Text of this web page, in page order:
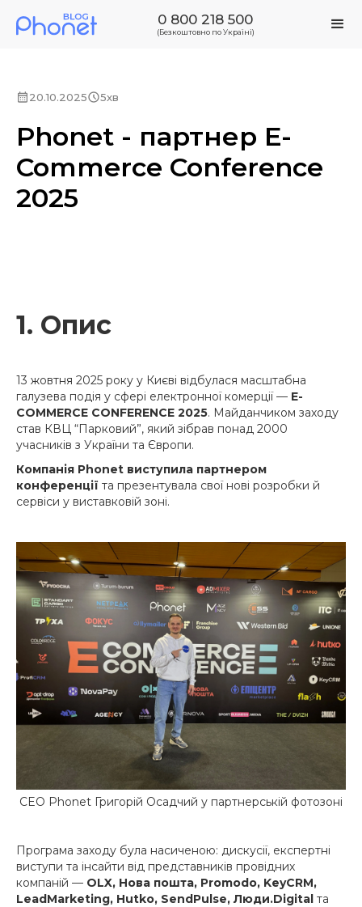
0 800 218 500
(Безкоштовно по Україні)
20.10.2025 5хв
Phonet - партнер E-
Commerce Conference
2025
1. Опис
13 жовтня 2025 року у Києві відбулася масштабна
галузева подія у сфері електронної комерції — E-
COMMERCE CONFERENCE 2025. Майданчиком заходу
став КВЦ “Парковий”, який зібрав понад 2000
учасників з України та Європи.
Компанія Phonet виступила партнером
конференції та презентувала свої нові розробки й
сервіси у виставковій зоні.
CEO Phonet Григорій Осадчий у партнерській фотозоні
Програма заходу була насиченою: дискусії, експертні
виступи та інсайти від представників провідних
компаній — OLX, Нова пошта, Promodo, KeyCRM,
LeadMarketing, Hutko, SendPulse, Люди.Digital та